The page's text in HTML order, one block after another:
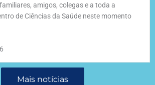
amigos, colegas e a toda a
de Ciências da Saúde neste momento
Mais notícias